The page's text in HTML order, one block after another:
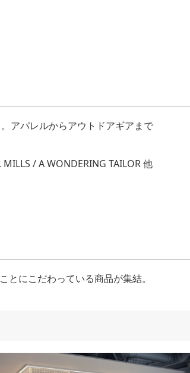
アパレルからアウトドアギアまで
/ A WONDERING TAILOR 他
にこだわっている商品が集結。